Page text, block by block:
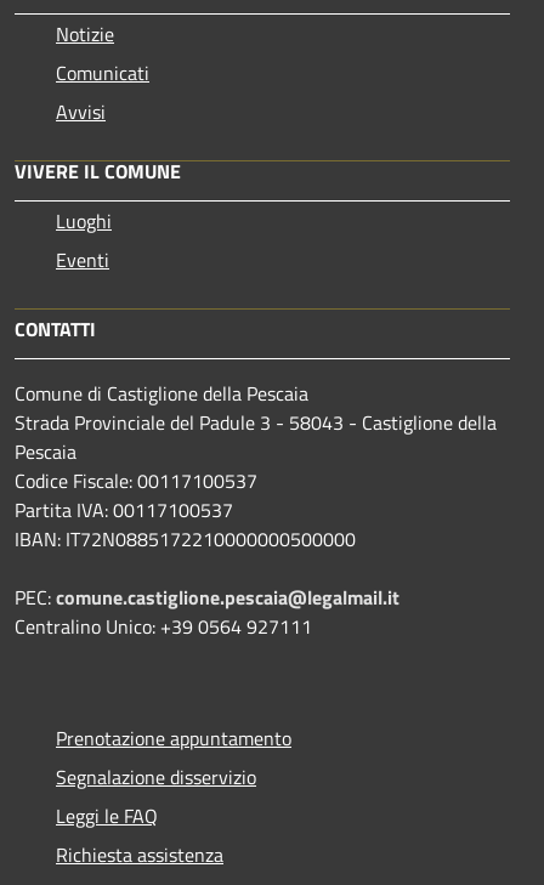
Notizie
Comunicati
Avvisi
VIVERE IL COMUNE
Luoghi
Eventi
CONTATTI
Comune di Castiglione della Pescaia
Strada Provinciale del Padule 3 - 58043 - Castiglione della
Pescaia
Codice Fiscale: 00117100537
Partita IVA: 00117100537
IBAN: IT72N0885172210000000500000
PEC:comune.castiglione.pescaia@legalmail.it
Centralino Unico: +39 0564 927111
Prenotazione appuntamento
Segnalazione disservizio
Leggi le FAQ
Richiesta assistenza